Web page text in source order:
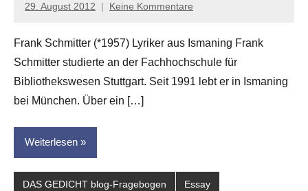
29. August 2012
Anton
Leitner
Keine Kommentare
Frank Schmitter (*1957) Lyriker aus Ismaning Frank
Schmitter studierte an der Fachhochschule für
Bibliothekswesen Stuttgart. Seit 1991 lebt er in Ismaning
bei München. Über ein […]
Weiterlesen
DAS GEDICHT blog-Fragebogen Essay